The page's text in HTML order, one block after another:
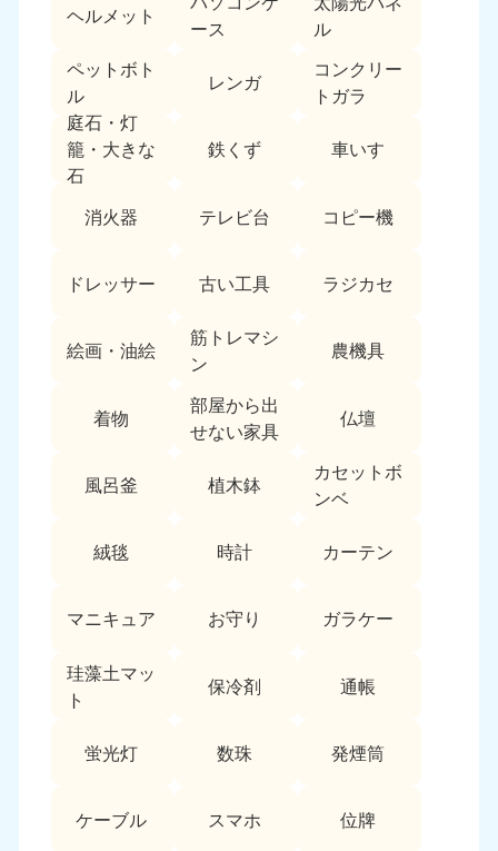
ヘルメット
ース
ル
ペットボト
ル
レンガ
コンクリー
トガラ
庭石・灯
籠・大きな
石
鉄くず 車いす
消火器 テレビ台 コピー機
ドレッサー 古い工具 ラジカセ
絵画・油絵
筋トレマシ
ン
農機具
着物
部屋から出
せない家具
仏壇
風呂釜 植木鉢
カセットボ
ンベ
絨毯 時計 カーテン
マニキュア お守り ガラケー
珪藻土マッ
ト
保冷剤 通帳
蛍光灯 数珠 発煙筒
ケーブル スマホ 位牌
050-1881-5248
中国
岡山県
050-1881-5146
9:00〜19:00 年中無休
山口県
050-1880-9900
9:00〜19:00 年中無休 9:00〜19:00 年中無休
島根県
050-1881-5145
四国
香川県
050-1880-9899
徳島県
050-1880-9898
9:00〜19:00 年中無休 9:00〜19:00 年中無休
9:00〜19:00 年中無休 9:00〜19:00 年中無休
長崎県
050-1880-9891
鹿児島県
050-1880-9889